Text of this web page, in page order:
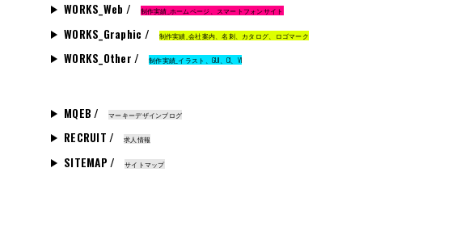
WORKS_Web / 制作実績_ホームページ、スマートフォンサイト
WORKS_Graphic / 制作実績_会社案内、名刺、カタログ、ロゴマーク
WORKS_Other / 制作実績_イラスト、GUI、CI、VI
MQEB / マーキーデザインブログ
RECRUIT / 求人情報
SITEMAP / サイトマップ